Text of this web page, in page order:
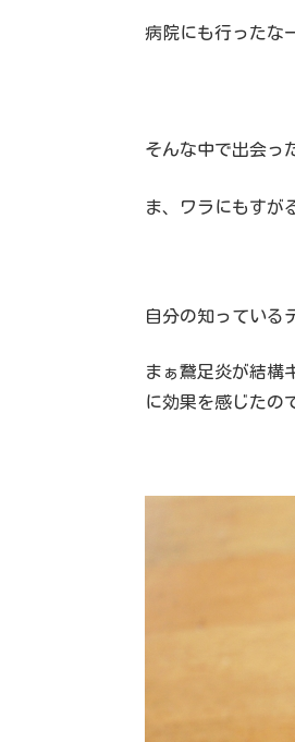
病院にも行ったな
そんな中で出会っ
ま、ワラにもすが
自分の知っている
まぁ鵞足炎が結構
に効果を感じたの